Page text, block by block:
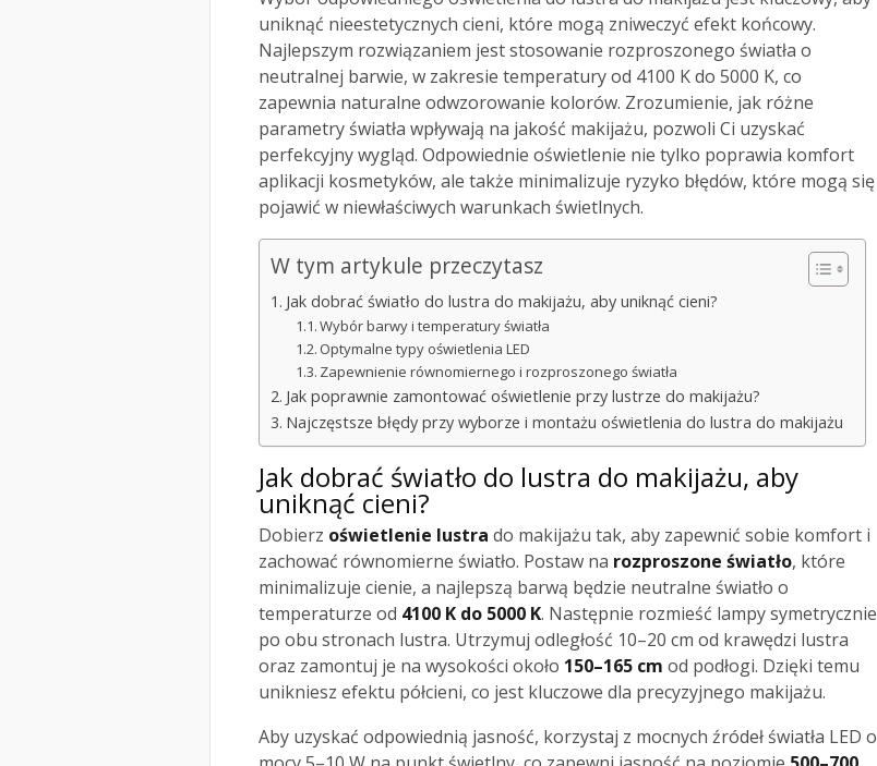
uniknąć nieestetycznych cieni, które mogą zniweczyć efekt końcowy.
Najlepszym rozwiązaniem jest stosowanie rozproszonego światła o
neutralnej barwie, w zakresie temperatury od 4100 K do 5000 K, co
zapewnia naturalne odwzorowanie kolorów. Zrozumienie, jak różne
parametry światła wpływają na jakość makijażu, pozwoli Ci uzyskać
perfekcyjny wygląd. Odpowiednie oświetlenie nie tylko poprawia komfort
aplikacji kosmetyków, ale także minimalizuje ryzyko błędów, które mogą się
pojawić w niewłaściwych warunkach świetlnych.
W tym artykule przeczytasz
Jak dobrać światło do lustra do makijażu, aby uniknąć cieni?
Wybór barwy i temperatury światła
Optymalne typy oświetlenia LED
Zapewnienie równomiernego i rozproszonego światła
Jak poprawnie zamontować oświetlenie przy lustrze do makijażu?
Najczęstsze błędy przy wyborze i montażu oświetlenia do lustra do makijażu
Jak dobrać światło do lustra do makijażu, aby
uniknąć cieni?
Dobierz oświetlenie lustra do makijażu tak, aby zapewnić sobie komfort i
zachować równomierne światło. Postaw na rozproszone światło, które
minimalizuje cienie, a najlepszą barwą będzie neutralne światło o
temperaturze od 4100 K do 5000 K. Następnie rozmieść lampy symetrycznie
po obu stronach lustra. Utrzymuj odległość 10–20 cm od krawędzi lustra
oraz zamontuj je na wysokości około 150–165 cm od podłogi. Dzięki temu
unikniesz efektu półcieni, co jest kluczowe dla precyzyjnego makijażu.
Aby uzyskać odpowiednią jasność, korzystaj z mocnych źródeł światła LED o